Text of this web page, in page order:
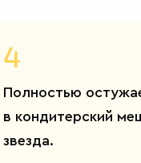
4
Полностью
в кондитерский
звезда.